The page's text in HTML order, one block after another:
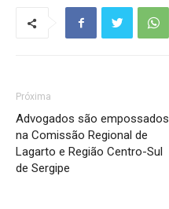
Próxima
Advogados são empossados
na Comissão Regional de
Lagarto e Região Centro-Sul
de Sergipe